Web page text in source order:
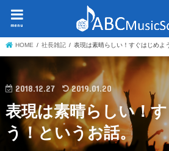
menu
HOME 社長雑記 表現は素晴らしい！すぐはじめよ
2018.12.27 2019.01.20
表現は素晴らしい！
う！というお話。